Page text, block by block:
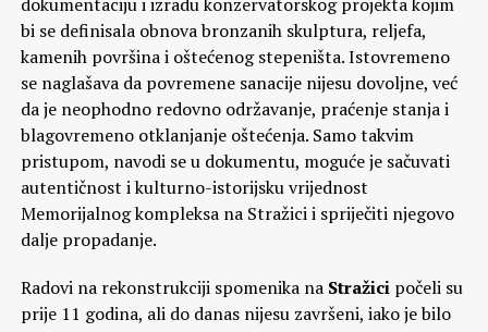
bi se definisala obnova bronzanih skulptura, reljefa,
kamenih površina i oštećenog stepeništa. Istovremeno
se naglašava da povremene sanacije nijesu dovoljne, već
da je neophodno redovno održavanje, praćenje stanja i
blagovremeno otklanjanje oštećenja. Samo takvim
pristupom, navodi se u dokumentu, moguće je sačuvati
autentičnost i kulturno-istorijsku vrijednost
Memorijalnog kompleksa na Stražici i spriječiti njegovo
dalje propadanje.
Radovi na rekonstrukciji spomenika na Stražici počeli su
prije 11 godina, ali do danas nijesu završeni, iako je bilo